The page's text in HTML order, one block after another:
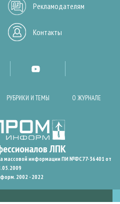
Рекламодателям
Контакты
РУБРИКИ И ТЕМЫ О ЖУРНАЛЕ
массовой информации ПИ №ФС77-36401 от
2002 - 2022